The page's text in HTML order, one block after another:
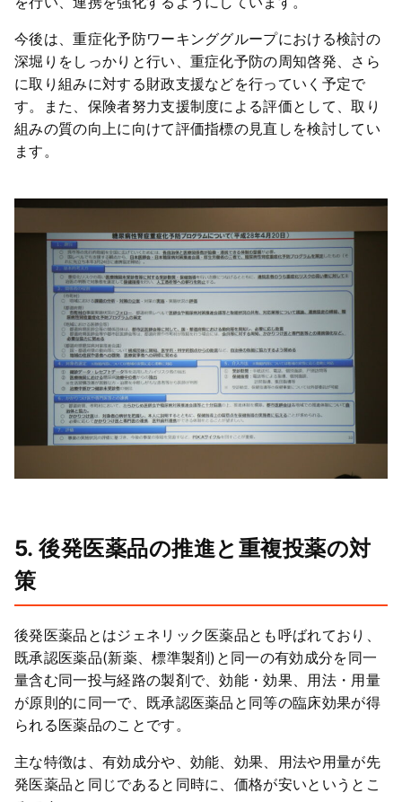
今後は、重症化予防ワーキンググループにおける検討の
深堀りをしっかりと行い、重症化予防の周知啓発、さら
に取り組みに対する財政支援などを行っていく予定で
す。また、保険者努力支援制度による評価として、取り
組みの質の向上に向けて評価指標の見直しを検討してい
ます。
5. 後発医薬品の推進と重複投薬の対
策
後発医薬品とはジェネリック医薬品とも呼ばれており、
既承認医薬品(新薬、標準製剤)と同一の有効成分を同一
量含む同一投与経路の製剤で、効能・効果、用法・用量
が原則的に同一で、既承認医薬品と同等の臨床効果が得
られる医薬品のことです。
主な特徴は、有効成分や、効能、効果、用法や用量が先
発医薬品と同じであると同時に、価格が安いというとこ